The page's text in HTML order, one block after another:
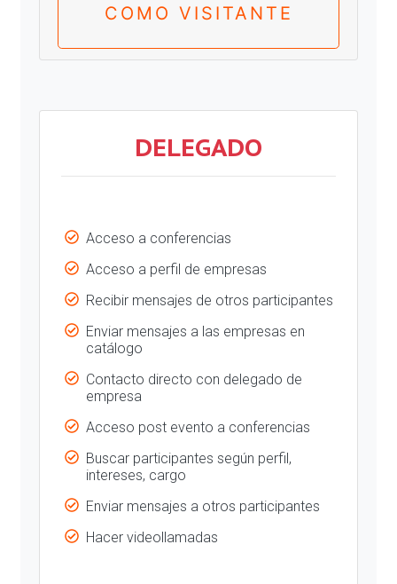
COMO VISITANTE
DELEGADO
Acceso a conferencias
Acceso a perfil de empresas
Recibir mensajes de otros participantes
Enviar mensajes a las empresas en
catálogo
Contacto directo con delegado de
empresa
Acceso post evento a conferencias
Buscar participantes según perfil,
intereses, cargo
Enviar mensajes a otros participantes
Hacer videollamadas